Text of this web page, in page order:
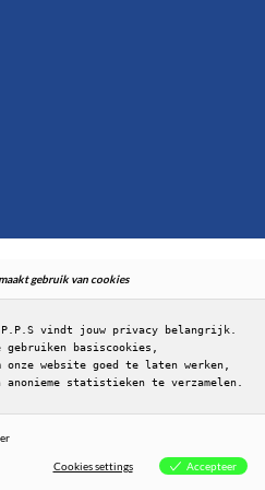
maakt gebruik van cookies
vindt jouw privacy belangrijk.
gebruiken basiscookies,
onze website goed te laten werken,
anonieme statistieken te verzamelen.
Cookies settings Accepteer